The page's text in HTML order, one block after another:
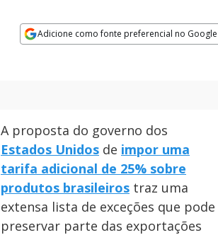
Adicione como fonte preferencial no Google
A proposta do governo dos
Estados Unidos de impor uma
tarifa adicional de 25% sobre
produtos brasileiros traz uma
extensa lista de exceções que pode
preservar parte das exportações